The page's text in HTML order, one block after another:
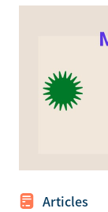
Articles